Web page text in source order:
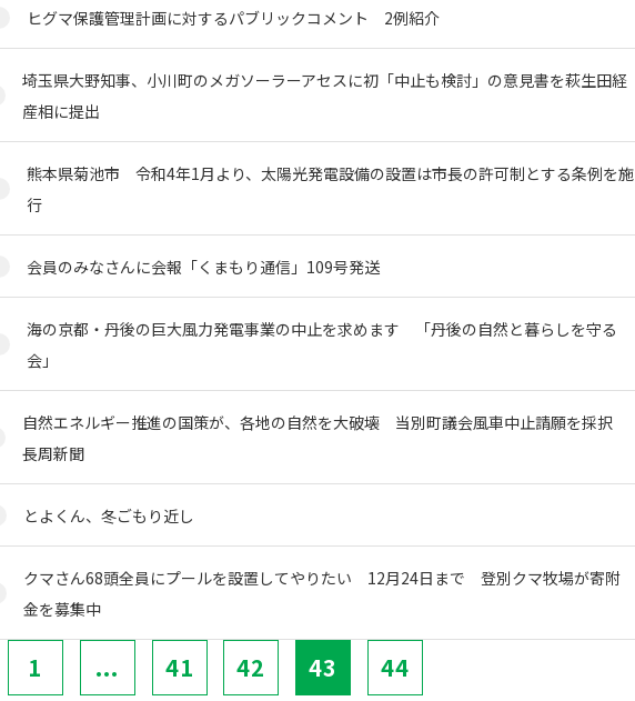
ヒグマ保護管理計画に対するパブリックコメント 2例紹介
埼玉県大野知事、小川町のメガソーラーアセスに初「中止も検討」の意見書を萩生田経
産相に提出
熊本県菊池市 令和4年1月より、太陽光発電設備の設置は市長の許可制とする条例を施
行
会員のみなさんに会報「くまもり通信」109号発送
海の京都・丹後の巨大風力発電事業の中止を求めます 「丹後の自然と暮らしを守る
会」
自然エネルギー推進の国策が、各地の自然を大破壊 当別町議会風車中止請願を採択
長周新聞
とよくん、冬ごもり近し
クマさん68頭全員にプールを設置してやりたい 12月24日まで 登別クマ牧場が寄附
金を募集中
1 ... 41 42 43 44